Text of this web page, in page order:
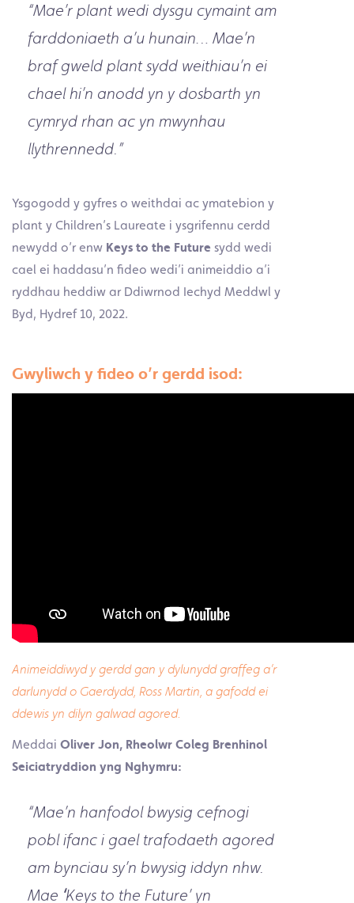
“Mae’r plant wedi dysgu cymaint am
farddoniaeth a’u hunain… Mae’n
braf gweld plant sydd weithiau’n ei
chael hi’n anodd yn y dosbarth yn
cymryd rhan ac yn mwynhau
llythrennedd.”
Ysgogodd y gyfres o weithdai ac ymatebion y
plant y Children’s Laureate i ysgrifennu cerdd
newydd o’r enw Keys to the Future sydd wedi
cael ei haddasu’n fideo wedi’i animeiddio a’i
ryddhau heddiw ar Ddiwrnod Iechyd Meddwl y
Byd, Hydref 10, 2022.
Gwyliwch y fideo o’r gerdd isod:
Animeiddiwyd y gerdd gan y dylunydd graffeg a’r
darlunydd o Gaerdydd, Ross Martin, a gafodd ei
ddewis yn dilyn galwad agored.
Meddai Oliver Jon, Rheolwr Coleg Brenhinol
Seiciatryddion yng Nghymru:
“Mae’n hanfodol bwysig cefnogi
pobl ifanc i gael trafodaeth agored
am bynciau sy’n bwysig iddyn nhw.
Mae ‘Keys to the Future’yn